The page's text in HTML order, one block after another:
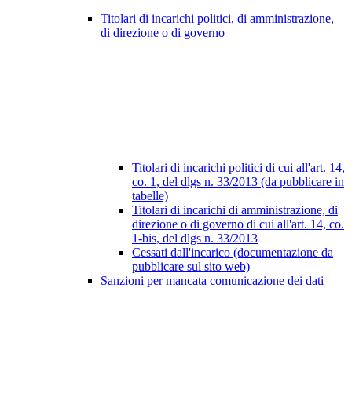
Titolari di incarichi politici, di amministrazione,
di direzione o di governo
Titolari di incarichi politici di cui all'art. 14,
co. 1, del dlgs n. 33/2013 (da pubblicare in
tabelle)
Titolari di incarichi di amministrazione, di
direzione o di governo di cui all'art. 14, co.
1-bis, del dlgs n. 33/2013
Cessati dall'incarico (documentazione da
pubblicare sul sito web)
Sanzioni per mancata comunicazione dei dati